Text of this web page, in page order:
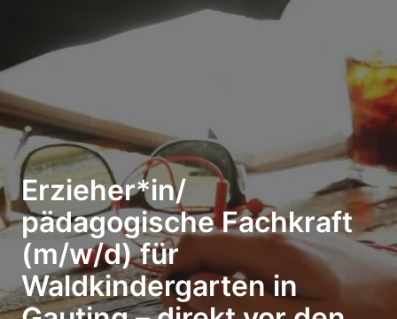
Erzieher*in/
pädagogische Fachkraft
(m/w/d) für
Waldkindergarten in